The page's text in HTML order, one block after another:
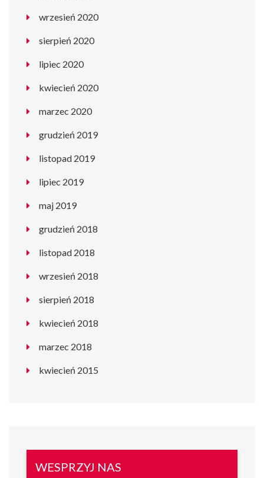
wrzesień 2020
sierpień 2020
lipiec 2020
kwiecień 2020
marzec 2020
grudzień 2019
listopad 2019
lipiec 2019
maj 2019
grudzień 2018
listopad 2018
wrzesień 2018
sierpień 2018
kwiecień 2018
marzec 2018
kwiecień 2015
WESPRZYJ NAS